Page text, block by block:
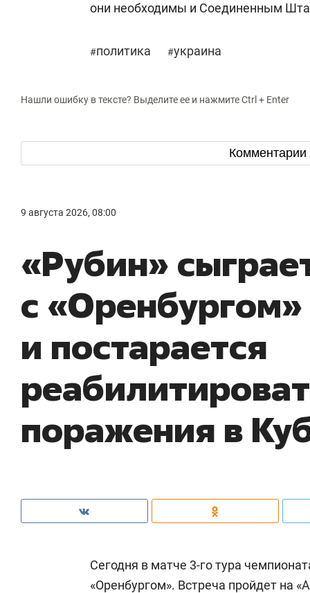
они необходимы и Соединенным
#политика #украина
Нашли ошибку в тексте? Выделите ее и нажмите Ctrl + Enter
Комментарии
9 августа 2026, 08:00
«Рубин»
с «Оренбургом»
и постарается
поражения в
Сегодня в матче 3-го тура
«Оренбургом». Встреча пройдет на